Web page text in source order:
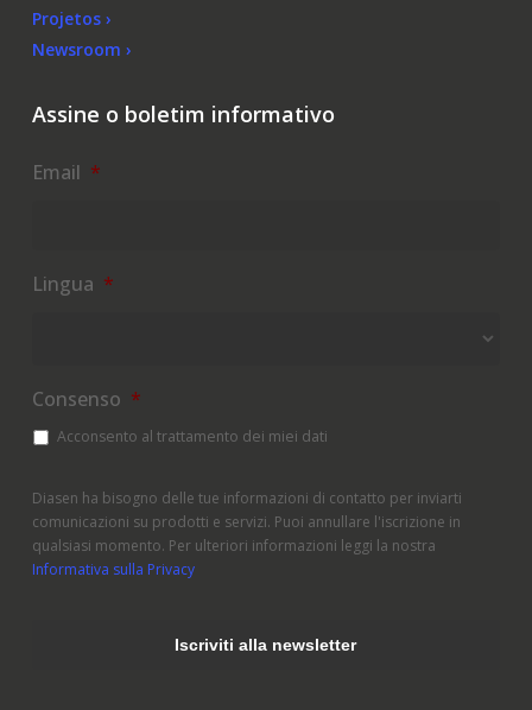
Projetos ›
Newsroom ›
Assine o boletim informativo
Email *
Lingua *
Consenso *
Acconsento al trattamento dei miei dati
Diasen ha bisogno delle tue informazioni di contatto per inviarti
comunicazioni su prodotti e servizi. Puoi annullare l'iscrizione in
qualsiasi momento. Per ulteriori informazioni leggi la nostra
Informativa sulla Privacy